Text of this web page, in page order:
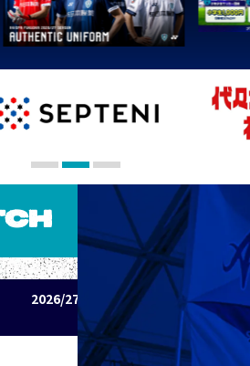
2026/27明治安田J1リーグ アビスパ福
岡 vs セレッソ大阪